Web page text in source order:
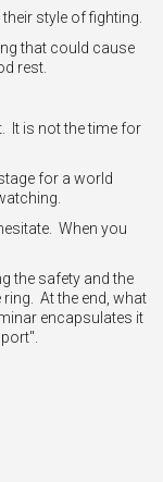
style of fighting.
that could cause
rest.
It is not the time for
for a world
When you
the safety and the
At the end, what
encapsulates it